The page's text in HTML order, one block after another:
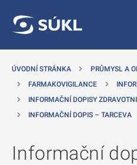
ÚVODNÍ STRÁNKA PRŮMYSL A
FARMAKOVIGILANCE
INFORMAČNÍ DOPISY
INFORMAČNÍ DOPIS – TARCEVA
Informační